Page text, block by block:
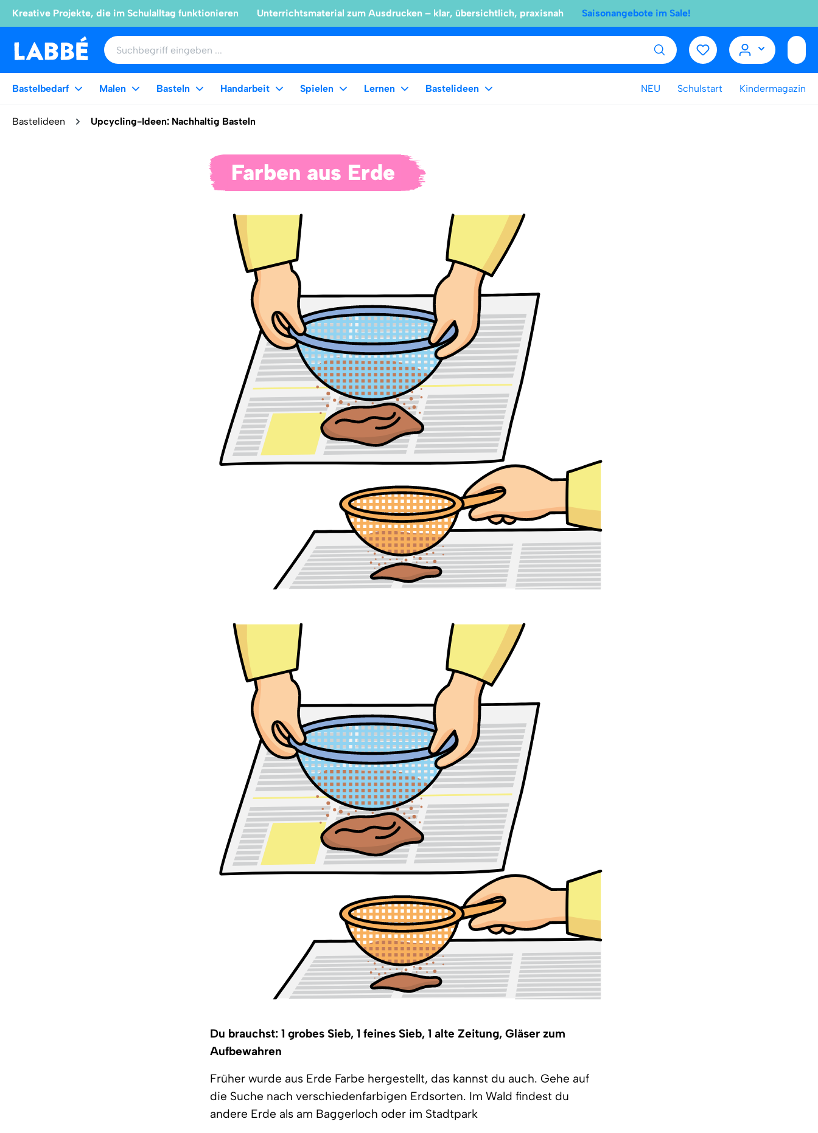
Kreative Projekte, die im Schulalltag funktionieren Unterrichtsmaterial zum Ausdrucken – klar, übersichtlich, praxisnah Saisonangebote im Sale!
Bastelbedarf Malen Basteln Handarbeit Spielen Lernen Bastelideen NEU Schulstart Kindermagazin
Bastelideen Upcycling-Ideen: Nachhaltig Basteln
Farben aus Erde
Du brauchst: 1 grobes Sieb, 1 feines Sieb, 1 alte Zeitung, Gläser zum
Aufbewahren
Früher wurde aus Erde Farbe hergestellt, das kannst du auch. Gehe auf
die Suche nach verschiedenfarbigen Erdsorten. Im Wald findest du
andere Erde als am Baggerloch oder im Stadtpark